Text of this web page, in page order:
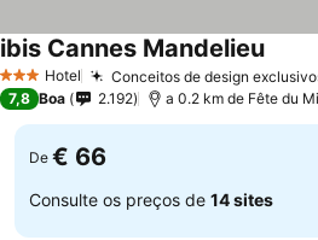
3 EstrelasHotel Conceitos de design
ibis Cannes MandelieuVer
7,8 Boa 2.192 a 0.2 km de Fête du
De € 66
Consulte os preços de 14 sites